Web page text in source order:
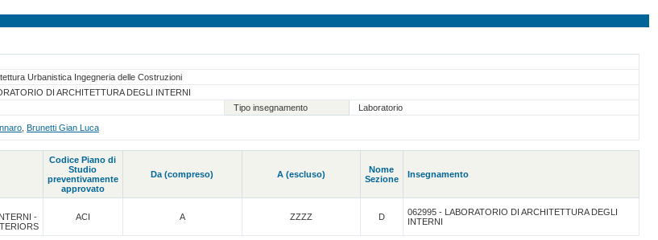
Urbanistica Ingegneria delle Costruzioni
DI ARCHITETTURA DEGLI INTERNI
Tipo insegnamento
Laboratorio
, Brunetti Gian Luca
Codice Piano di
Studio
preventivamente
approvato
Da (compreso) A (escluso)
Nome
Sezione
Insegnamento
-
ACI A ZZZZ D
062995 - LABORATORIO DI ARCHITETTURA DEGLI
INTERNI